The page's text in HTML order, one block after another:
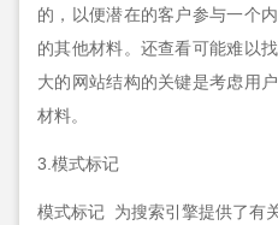
的，以便潜在的客户参与一个
的其他材料。还查看可能难以
大的网站结构的关键是考虑用
材料。
3.模式标记
模式标记 为搜索引擎提供了有